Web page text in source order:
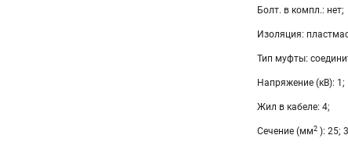
Болт. в компл.: нет;
Изоляция:
Тип муфты:
Напряжение (кВ): 1;
Жил в кабеле: 4;
Сечение (мм2 ): 25;